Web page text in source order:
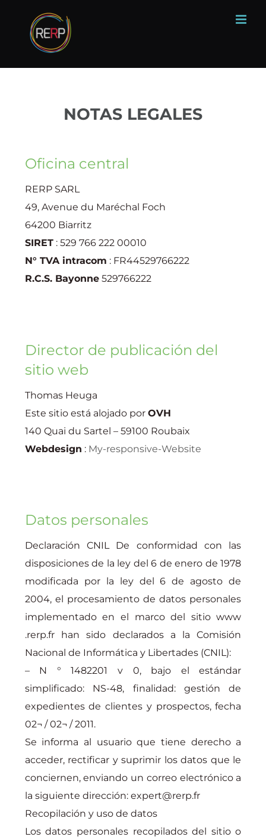
content
NOTAS LEGALES
Oficina central
RERP SARL
49, Avenue du Maréchal Foch
64200 Biarritz
SIRET: 529 766 222 00010
N° TVA intracom : FR44529766222
R.C.S. Bayonne529766222
Director de publicación del
sitio web
Thomas Heuga
Este sitio está alojado por OVH
140 Quai du Sartel – 59100 Roubaix
Webdesign : My-responsive-Website
Datos personales
Declaración CNIL De conformidad con las
disposiciones de la ley del 6 de enero de 1978
modificada por la ley del 6 de agosto de
2004, el procesamiento de datos personales
implementado en el marco del sitio www
.rerp.fr han sido declarados a la Comisión
Nacional de Informática y Libertades (CNIL):
– N ° 1482201 v 0, bajo el estándar
simplificado: NS-48, finalidad: gestión de
expedientes de clientes y prospectos, fecha
02¬ / 02¬ / 2011.
Se informa al usuario que tiene derecho a
acceder, rectificar y suprimir los datos que le
conciernen, enviando un correo electrónico a
la siguiente dirección: expert@rerp.fr
Recopilación y uso de datos
Los datos personales recopilados del sitio o